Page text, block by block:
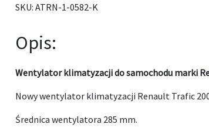
SKU:ATRN-1-0582-K
Opis:
Wentylator klimatyzacji do samochodu marki
Nowy wentylator klimatyzacji Renault Trafic
Średnica wentylatora 285 mm.